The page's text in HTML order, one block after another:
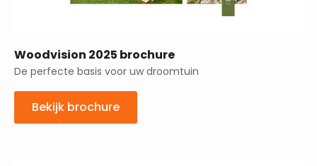
Woodvision 2025 brochure
De perfecte basis voor uw droomtuin
Bekijk brochure